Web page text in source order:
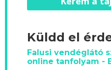
Küldd el
Falusi vendéglátó
online tanfolyam -